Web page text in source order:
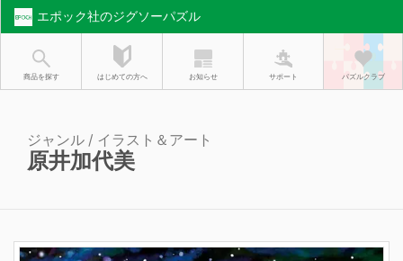
エポック社のジグソーパズル
商品を探す はじめての方へ お知らせ サポート パズルクラブ
ジャンル / イラスト＆アート
原井加代美